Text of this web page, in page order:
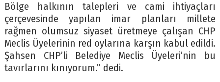
Bölge halkının talepleri ve cami ihtiyaçları
çerçevesinde yapılan imar planları millete
rağmen olumsuz siyaset üretmeye çalışan CHP
Meclis Üyelerinin red oylarına karşın kabul edildi.
Şahsen CHP’li Belediye Meclis Üyeleri’nin bu
tavırlarını kınıyorum.” dedi.